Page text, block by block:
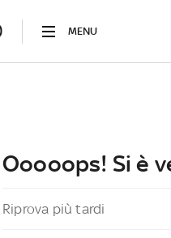
MENU
Ooooops! Si è
Riprova più tardi